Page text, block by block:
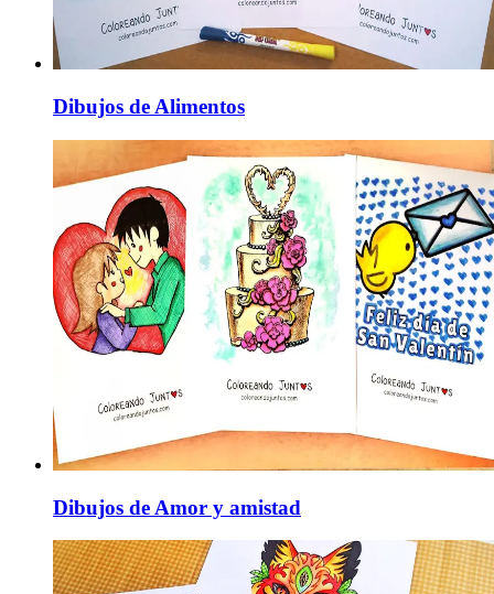
Dibujos de Alimentos
Dibujos de Amor y amistad